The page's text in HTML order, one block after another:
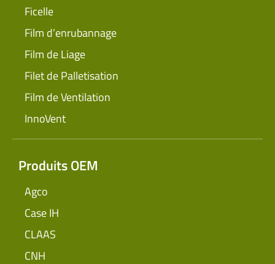
Ficelle
Film d’enrubannage
Film de Liage
Filet de Palletisation
Film de Ventilation
InnoVent
Produits OEM
Agco
Case IH
CLAAS
CNH